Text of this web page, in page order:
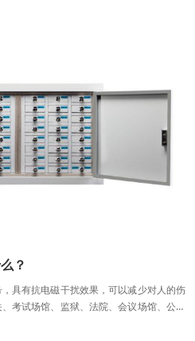
带来的磁场正好与原来的磁场相反，从而
，这种方法在很多的厂家都会应用这种。
用双层屏蔽的方案。但是这也有可能导
的是负面的影响。另外还需要注意的是屏
上面的地电流影响到内层屏蔽体，减小屏
？
有抗电磁干扰效果，可以减少对人的伤
考试场馆、监狱、法院、会议场馆、公共
、安静、防爆、防冲击的场所。那么，它